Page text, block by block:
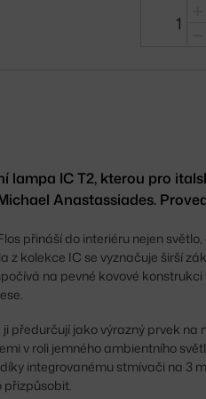
lampa IC T2, kterou pro
Anastassiades.
přináší do interiéru nejen
z kolekce IC se vyznačuje širší
na pevné kovové
předurčují jako výrazný prvek na
v roli jemného ambientního
integrovanému stmívači na 3
přizpůsobit.